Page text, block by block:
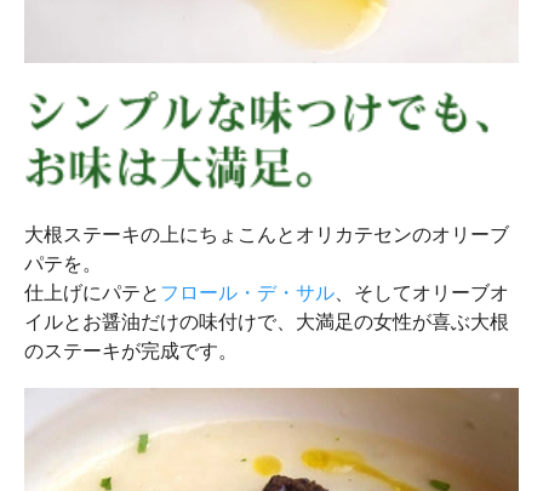
大根ステーキの上にちょこんとオリカテセンのオリーブ
パテを。
仕上げにパテと フロール・デ・サル 、そしてオリーブオ
イルとお醤油だけの味付けで、大満足の女性が喜ぶ大根
のステーキが完成です。